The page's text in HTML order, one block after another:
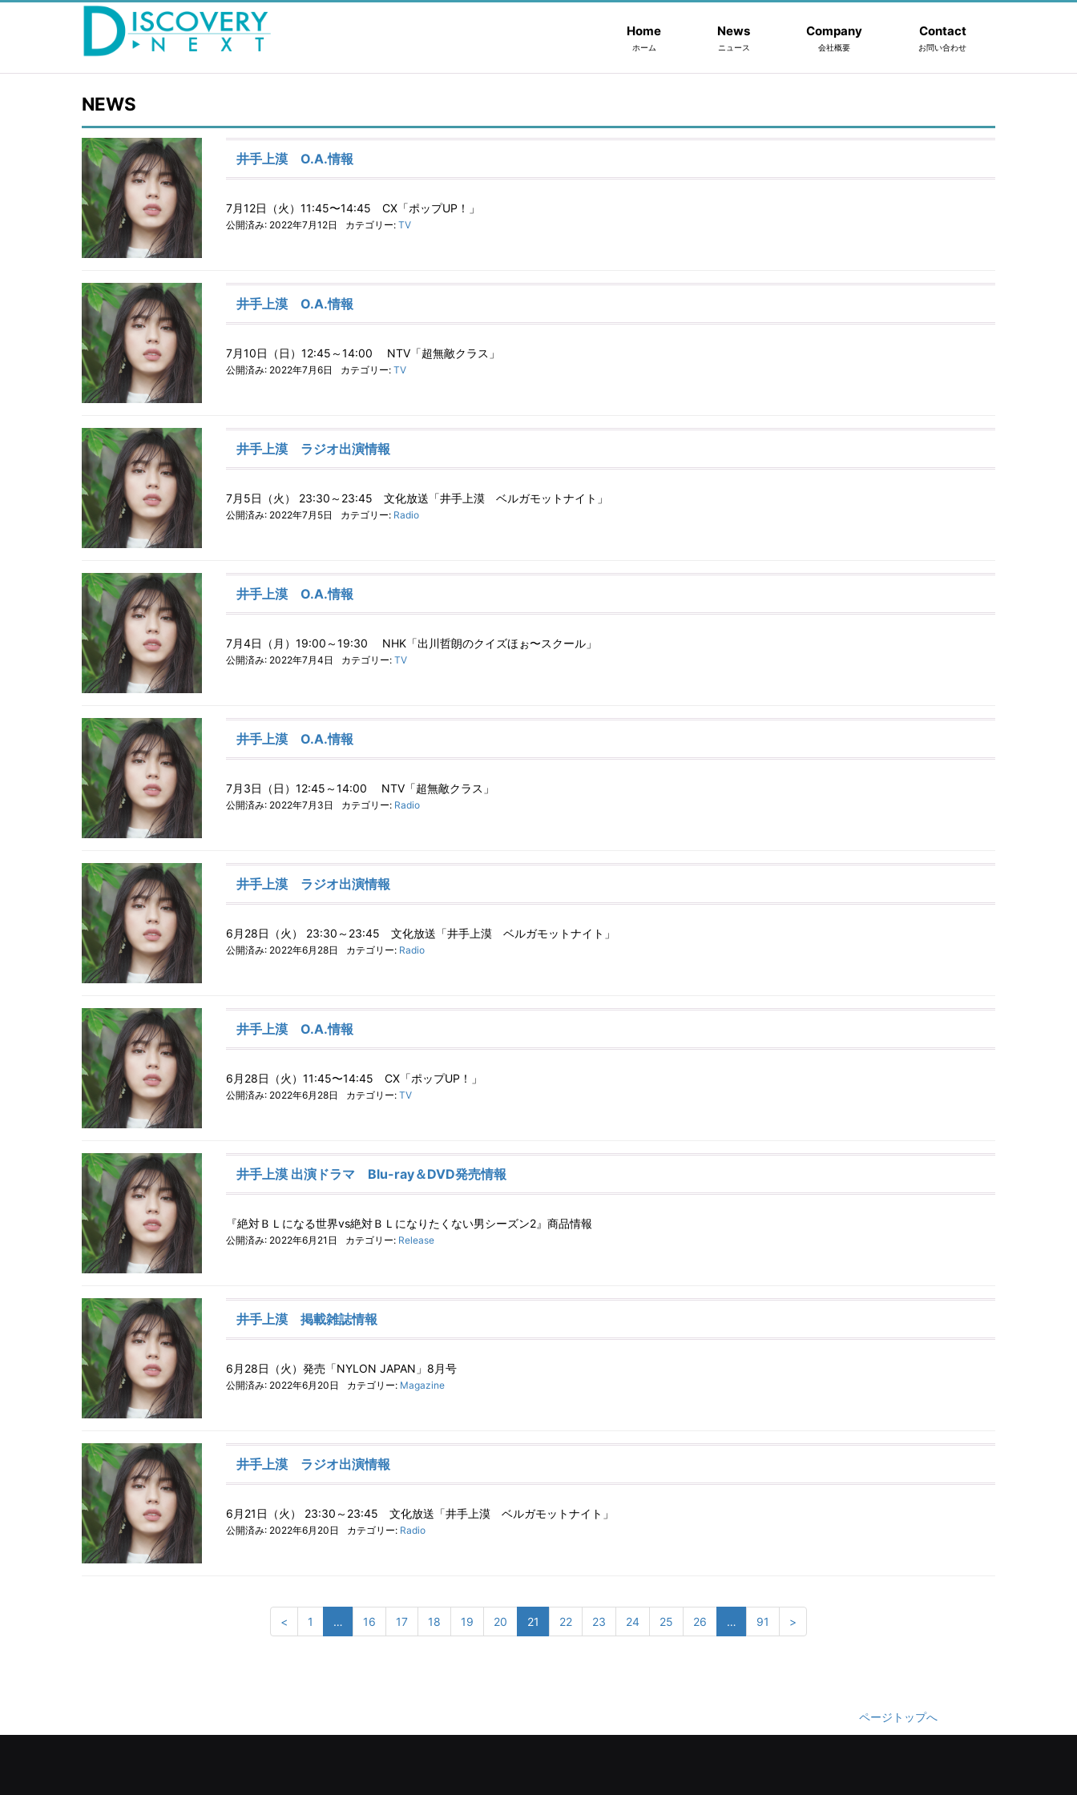
Home
ホーム
News
ニュース
Company
会社概要
Contact
お問い合わせ
NEWS
井手上漠 O.A.情報
7月12日（火）11:45〜14:45 CX「ポップUP！」
公開済み: 2022年7月12日 カテゴリー: TV
井手上漠 O.A.情報
7月10日（日）12:45～14:00 NTV「超無敵クラス」
公開済み: 2022年7月6日 カテゴリー: TV
井手上漠 ラジオ出演情報
7月5日（火） 23:30～23:45 文化放送「井手上漠 ベルガモットナイト」
公開済み: 2022年7月5日 カテゴリー: Radio
井手上漠 O.A.情報
7月4日（月）19:00～19:30 NHK「出川哲朗のクイズほぉ〜スクール」
公開済み: 2022年7月4日 カテゴリー: TV
井手上漠 O.A.情報
7月3日（日）12:45～14:00 NTV「超無敵クラス」
公開済み: 2022年7月3日 カテゴリー: Radio
井手上漠 ラジオ出演情報
6月28日（火） 23:30～23:45 文化放送「井手上漠 ベルガモットナイト」
公開済み: 2022年6月28日 カテゴリー: Radio
井手上漠 O.A.情報
6月28日（火）11:45〜14:45 CX「ポップUP！」
公開済み: 2022年6月28日 カテゴリー: TV
井手上漠 出演ドラマ Blu-ray＆DVD発売情報
『絶対ＢＬになる世界vs絶対ＢＬになりたくない男シーズン2』商品情報
公開済み: 2022年6月21日 カテゴリー: Release
井手上漠 掲載雑誌情報
6月28日（火）発売「NYLON JAPAN」8月号
公開済み: 2022年6月20日 カテゴリー: Magazine
井手上漠 ラジオ出演情報
6月21日（火） 23:30～23:45 文化放送「井手上漠 ベルガモットナイト」
公開済み: 2022年6月20日 カテゴリー: Radio
< 1 … 16 17 18 19 20 21 22 23 24 25 26 … 91 >
ページトップへ